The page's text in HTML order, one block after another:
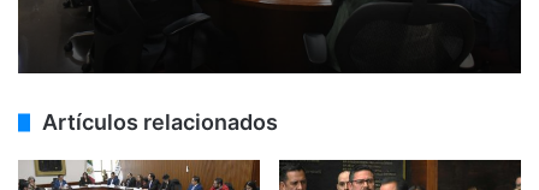
Artículos relacionados